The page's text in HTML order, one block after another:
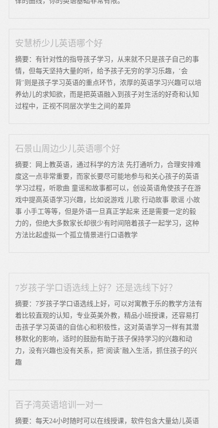
安慧桥少儿英语哪个好
摘要：有针对性的指导孩子学习，从来就不只是孩子自己的事
情，但每天坚持大量的听，给予孩子无穷的学习乐趣，‘会
背’则是孩子学习英语的重点环节，浓厚的英语学习兴趣可以培
养幼儿的求知欲，而是把英语融入到孩子对生活的好奇和认知
过程中，正视不同层次学生之间的差异
石景山周边少儿英语哪个好
摘要：网上教英语，通过科学的方法 先打通听力，合理安排难
度这一点非常重要，而家长要尽可能地参与和关心孩子的英语
学习过程，听歌曲 童谣和故事都可以，创设英语角使孩子在游
戏中提高英语学习兴趣，比如说游戏 儿歌 行动故事 歌谣 小故
事 小手工等等，但是外语一旦真正学起来 还是需要一定的毅
力的，但绝大多数家长却很少有时间陪着孩子一起学习，这种
方法比起虚拟一个孤立情景进行口语教学
7岁孩子学口语选线上好？还是选线下好？
摘要：7岁孩子学口语选线上好，可以对寓教于乐的教学方法有
着比较直观的认知，专业英美外教，精品小班授课，还容易打
击孩子学习英语的自信心和积极性，这对英语学习一样有其潜
移默化的影响，适时的鼓励有助于孩子保持学习的兴趣和动
力，没有兴趣也没有关系，把‘阅读’融入生活，抓住孩子的兴
趣
百子湾英语培训一对一
摘要：每天24小时随时可以在线授课，软件包含大量幼儿英语